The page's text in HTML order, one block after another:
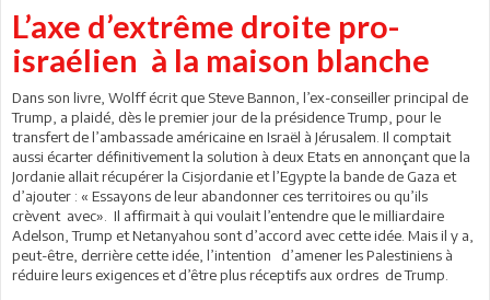
L’axe d’extrême droite pro-
israélien à la maison blanche
Dans son livre, Wolff écrit que Steve Bannon, l’ex-conseiller principal de
Trump, a plaidé, dès le premier jour de la présidence Trump, pour le
transfert de l’ambassade américaine en Israël à Jérusalem. Il comptait
aussi écarter définitivement la solution à deux Etats en annonçant que la
Jordanie allait récupérer la Cisjordanie et l’Egypte la bande de Gaza et
d’ajouter : « Essayons de leur abandonner ces territoires ou qu’ils
crèvent avec». Il affirmait à qui voulait l’entendre que le milliardaire
Adelson, Trump et Netanyahou sont d’accord avec cette idée. Mais il y a,
peut-être, derrière cette idée, l’intention d’amener les Palestiniens à
réduire leurs exigences et d’être plus réceptifs aux ordres de Trump.